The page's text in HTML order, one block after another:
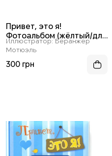
Привет, это я!
Фотоальбом (жёлтый/для
мальчиков)
Иллюстратор: Беранжер
Мотюэль
300 грн